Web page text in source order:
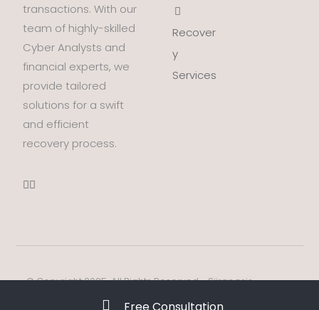
transactions. With our
team of highly-skilled
Cyber Analysts and
financial experts, we
provide tailored
solutions for a swift
and efficient
recovery process.
Recover
y
Services
© Copyright 2025. All Rights Reserved - Siiraoasis.
Free Consultation